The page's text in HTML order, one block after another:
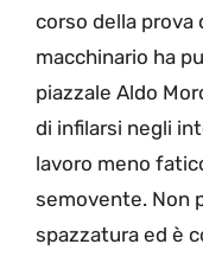
corso della prova
macchinario ha
piazzale Aldo
di infilarsi negli
lavoro meno
semovente. Non
spazzatura ed è